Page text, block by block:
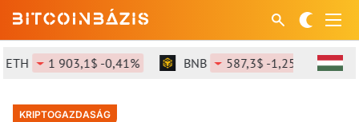
1 903,1$ -0,41% BNB 587,3$ -1,25%
KRIPTOGAZDASÁG